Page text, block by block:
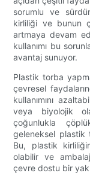
sorumlu ve
kirliliği ve bunun
artmaya devam
kullanımı bu
avantaj sunuyor.
Plastik torba
çevresel
kullanımını
veya biyolojik
çoğunlukla
geleneksel plastik
Bu, plastik
olabilir ve
çevre dostu bir